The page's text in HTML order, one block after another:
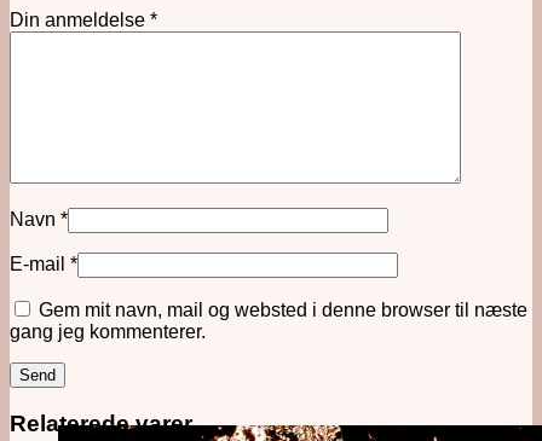
Din anmeldelse *
Navn *
E-mail *
Gem mit navn, mail og websted i denne browser til næste
gang jeg kommenterer.
Relaterede varer